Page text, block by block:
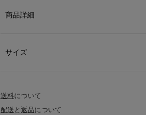
商品詳細
サイズ
送料について
配送と返品について